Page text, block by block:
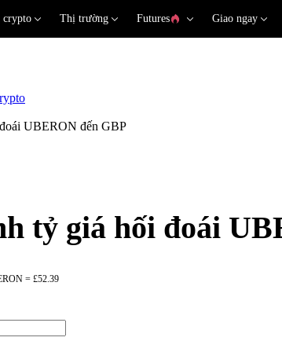
crypto Thị trường Futures Giao ngay
UBERON đến GBP
tỷ giá hối đoái
= £52.39